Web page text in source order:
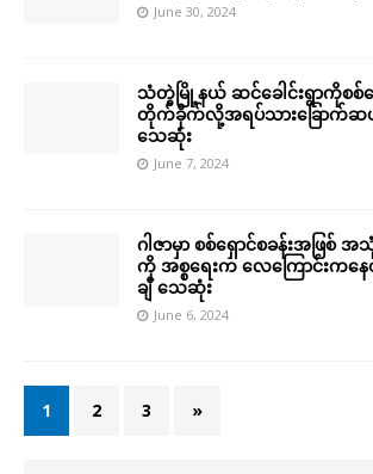
June 30, 2024
သံတွဲမြို့နယ် ဆင်ခေါင်းရွာကိုစစ်
တိုက်ခိုက်လို့အရပ်သားခြောက်
သေဆုံး
June 7, 2024
ဂါဇာမှာ စစ်ရှောင်စခန်းအဖြစ် အ
ကို အစ္စရေးက လေကြောင်းကနေ
ချီ သေဆုံး
June 6, 2024
1 2 3 »